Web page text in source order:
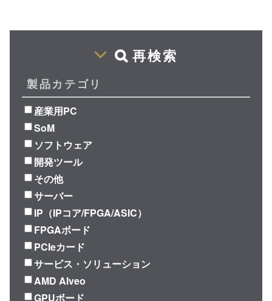
再検索
製品カテゴリ
産業用PC
SoM
ソフトウェア
開発ツール
その他
サーバー
IP（IPコア/FPGA/ASIC）
FPGAボード
PCIeカード
サービス・ソリューション
AMD Alveo
GPUボード